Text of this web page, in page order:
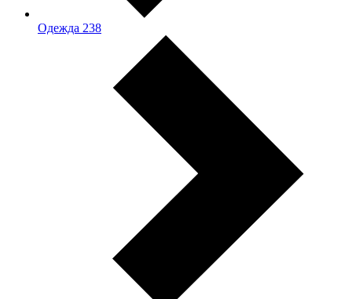
Одежда 238